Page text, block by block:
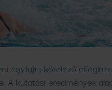
egyfajta kötelező
A kutatási eredmények